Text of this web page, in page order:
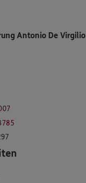
Antonio De Virgilio